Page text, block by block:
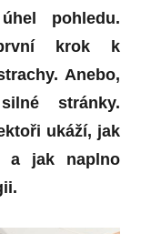
pohledu.
krok k
Anebo,
stránky.
ukáží, jak
a jak naplno